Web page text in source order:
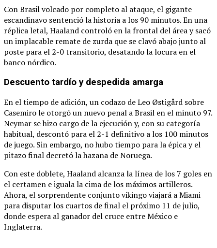
Con Brasil volcado por completo al ataque, el gigante
escandinavo sentenció la historia a los 90 minutos.En una
réplica letal, Haaland controló en la frontal del área y sacó
un implacable remate de zurda que se clavó abajo junto al
poste para el 2-0 transitorio, desatando la locura en el
banco nórdico.
Descuento tardío y despedida amarga
En el tiempo de adición, un codazo de Leo Østigård sobre
Casemiro le otorgó un nuevo penal a Brasil en el minuto 97.
Neymar se hizo cargo de la ejecución y, con su categoría
habitual, descontó para el 2-1 definitivo a los 100 minutos
de juego. Sin embargo, no hubo tiempo para la épica y el
pitazo final decretó la hazaña de Noruega.
Con este doblete, Haaland alcanza la línea de los 7 goles en
el certamen e iguala la cima de los máximos artilleros.
Ahora, el sorprendente conjunto vikingo viajará a Miami
para disputar los cuartos de final el próximo 11 de julio,
donde espera al ganador del cruce entre México e
Inglaterra.